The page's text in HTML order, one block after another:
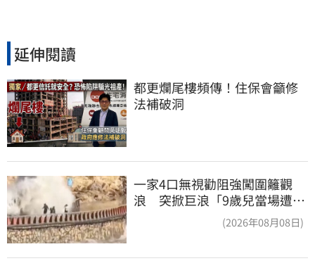
延伸閱讀
都更爛尾樓頻傳！住保會籲修
法補破洞
一家4口無視勸阻強闖圍籬觀
浪 突掀巨浪「9歲兒當場遭捲
(2026年08月08日)